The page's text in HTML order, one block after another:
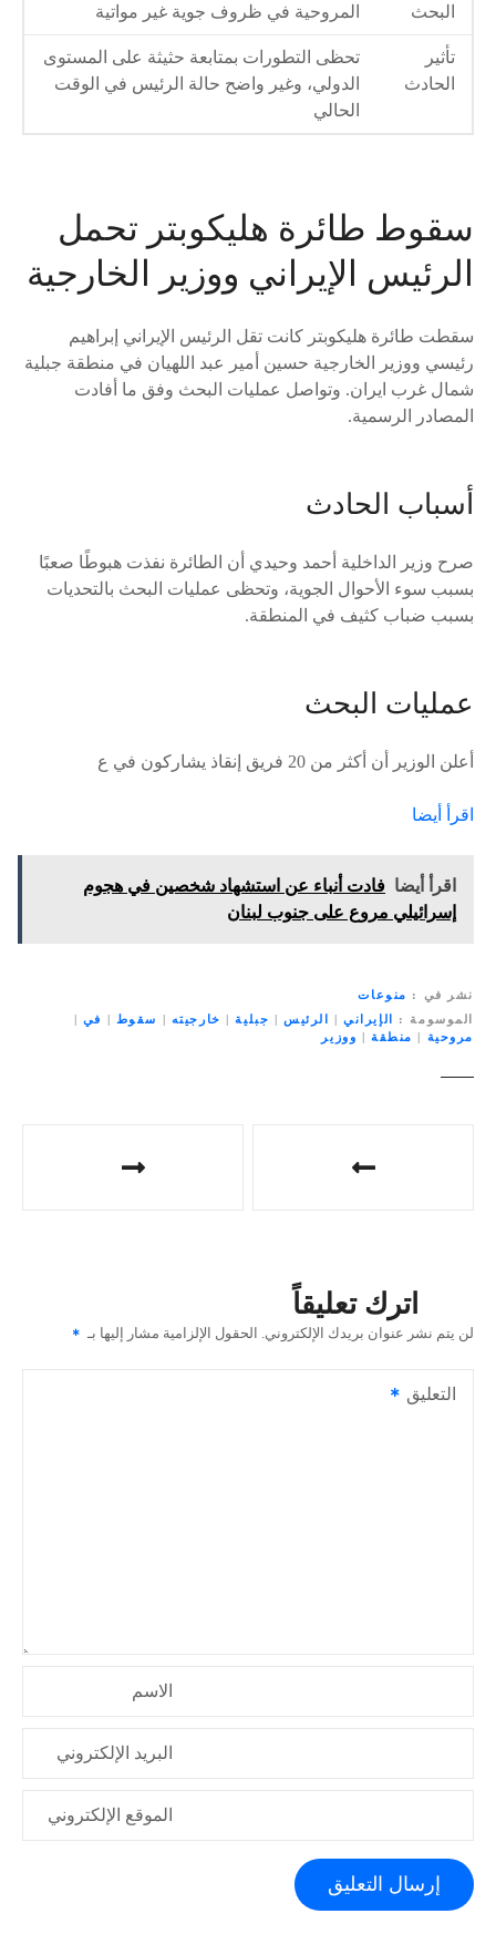
البحث
المروحية في ظروف جوية غير مواتية
تأثير
الحادث
تحظى التطورات بمتابعة حثيثة على المستوى
الدولي، وغير واضح حالة الرئيس في الوقت
الحالي
سقوط طائرة هليكوبتر تحمل
الرئيس الإيراني ووزير الخارجية
سقطت طائرة هليكوبتر كانت تقل الرئيس الإيراني إبراهيم
رئيسي ووزير الخارجية حسين أمير عبد اللهيان في منطقة جبلية
شمال غرب ايران. وتواصل عمليات البحث وفق ما أفادت
المصادر الرسمية.
أسباب الحادث
صرح وزير الداخلية أحمد وحيدي أن الطائرة نفذت هبوطًا صعبًا
بسبب سوء الأحوال الجوية، وتحظى عمليات البحث بالتحديات
بسبب ضباب كثيف في المنطقة.
عمليات البحث
أعلن الوزير أن أكثر من 20 فريق إنقاذ يشاركون في ع
اقرأ أيضا
اقرأ أيضا فادت أنباء عن استشهاد شخصين في هجوم
إسرائيلي مروع على جنوب لبنان
نشر في
منوعات
الموسومة
الإيراني| الرئيس | جبلية| خارجيته | سقوط | في |
مروحية | منطقة| ووزير
ا
م
اترك تعليقاً
لن يتم نشر عنوان بريدك الإلكتروني. الحقول الإلزامية مشار إليها بـ
التعليق
الاسم
البريد الإلكتروني
الموقع الإلكتروني